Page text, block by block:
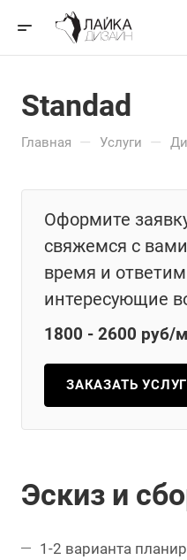
Standad
Главная — Услуги —
Оформите
свяжемся с
время и
интересующие
1800 - 2600 руб/
ЗАКАЗАТЬ
Эскиз и
1-2 варианта